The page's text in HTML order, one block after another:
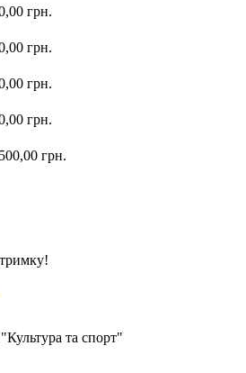
грн.
грн.
грн.
грн.
грн.